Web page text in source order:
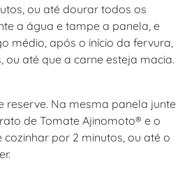
ou até dourar todos os
a água e tampe a panela, e
médio, após o início da fervura,
ou até que a carne esteja macia.
reserve. Na mesma panela junte
de Tomate Ajinomoto® e o
cozinhar por 2 minutos, ou até o